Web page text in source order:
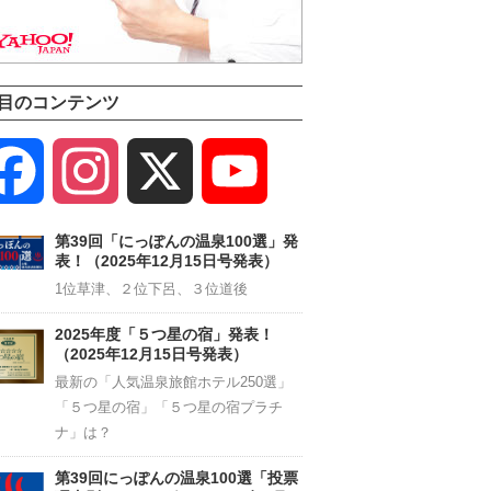
のコンテンツ
Facebook Instagram
Channel
第39回「にっぽんの温泉100選」発
表！（2025年12月15日号発表）
1位草津、２位下呂、３位道後
2025年度「５つ星の宿」発表！
（2025年12月15日号発表）
最新の「人気温泉旅館ホテル250選」
「５つ星の宿」「５つ星の宿プラチ
ナ」は？
第39回にっぽんの温泉100選「投票